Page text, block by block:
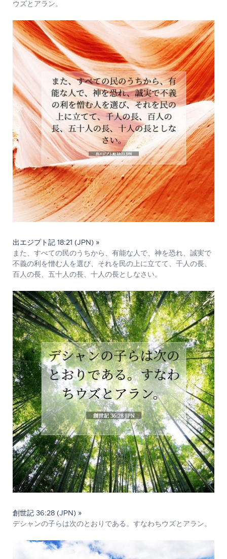
ウズとアラン。
出エジプト記 18:21 (JPN) »
また、すべての民のうちから、有能な人で、神を恐れ、誠実で
不義の利を憎む人を選び、それを民の上に立てて、千人の長、
百人の長、五十人の長、十人の長としなさい。
創世記 36:28 (JPN) »
デシャンの子らは次のとおりである。すなわちウズとアラン。